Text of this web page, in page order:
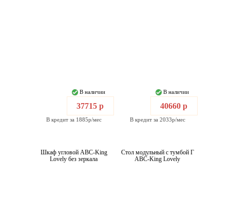
В наличии
37715 р
В кредит за 1885р/мес
В наличии
40660 р
В кредит за 2033р/мес
Шкаф угловой ABC-King
Lovely без зеркала
Стол модульный с тумбой Г
ABC-King Lovely